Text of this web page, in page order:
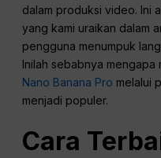
dalam produksi video. Ini
yang kami uraikan dalam
pengguna menumpuk
Inilah sebabnya mengapa
Nano Banana Pro melalui
menjadi populer.
Cara